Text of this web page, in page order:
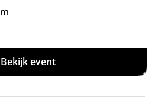
Bekijk event